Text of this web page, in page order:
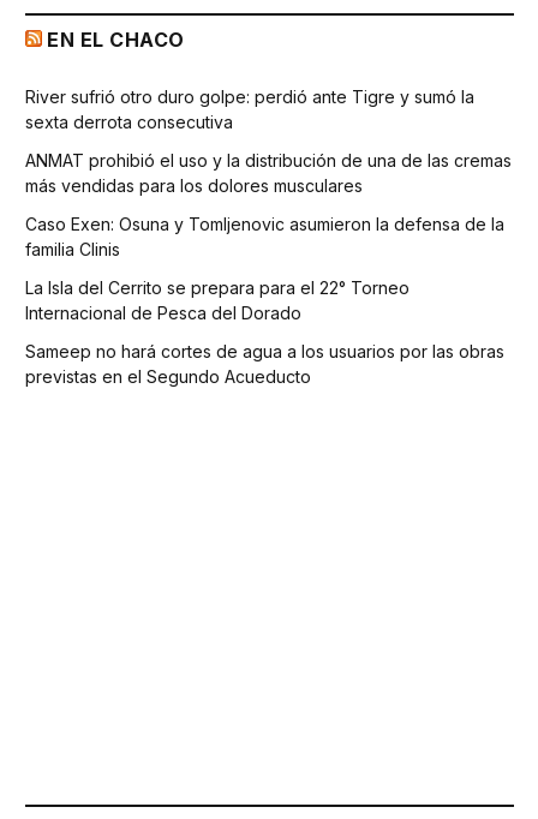
EN EL CHACO
River sufrió otro duro golpe: perdió ante Tigre y sumó la
sexta derrota consecutiva
ANMAT prohibió el uso y la distribución de una de las cremas
más vendidas para los dolores musculares
Caso Exen: Osuna y Tomljenovic asumieron la defensa de la
familia Clinis
La Isla del Cerrito se prepara para el 22° Torneo
Internacional de Pesca del Dorado
Sameep no hará cortes de agua a los usuarios por las obras
previstas en el Segundo Acueducto